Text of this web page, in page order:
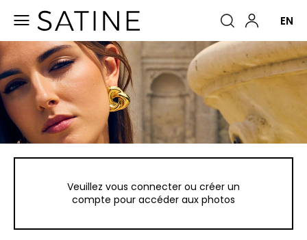
EN
Basculer
navigation
☰
Veuillez vous connecter ou créer un
compte pour accéder aux photos